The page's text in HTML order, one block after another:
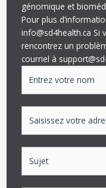
génomique et
Pour plus
info@sd4health.ca Si
rencontrez un
courriel à